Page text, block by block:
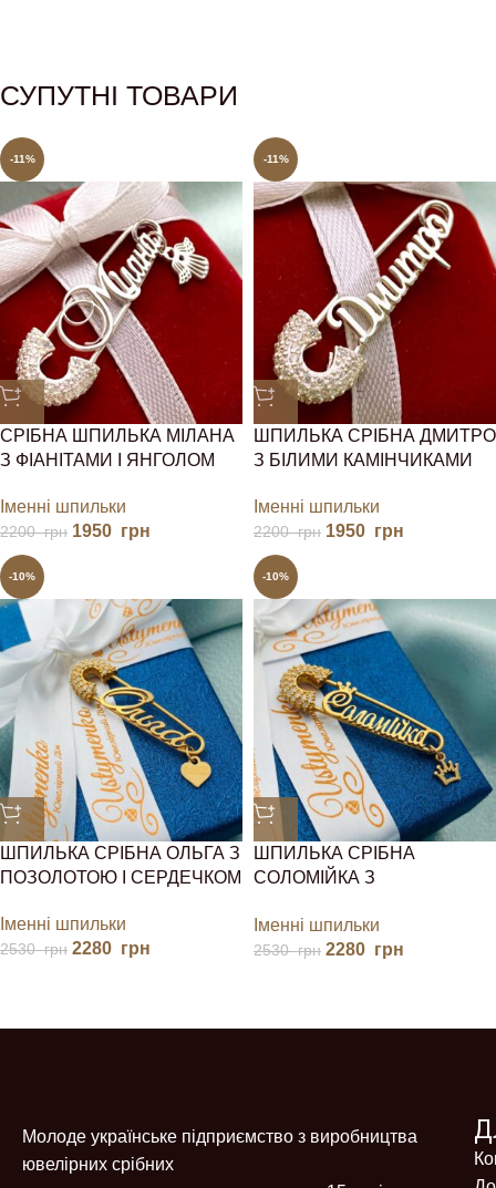
СУПУТНІ ТОВАРИ
-11%
СРІБНА ШПИЛЬКА МІЛАНА
З ФІАНІТАМИ І ЯНГОЛОМ
Іменні шпильки
2200грн 1950 грн
-11%
ШПИЛЬКА СРІБНА ДМИТРО
З БІЛИМИ КАМІНЧИКАМИ
Іменні шпильки
2200грн 1950 грн
-10%
ШПИЛЬКА СРІБНА ОЛЬГА З
ПОЗОЛОТОЮ І СЕРДЕЧКОМ
Іменні шпильки
2530грн 2280 грн
-10%
ШПИЛЬКА СРІБНА
СОЛОМІЙКА З
Іменні шпильки
2530грн 2280 грн
Молоде українське підприємство з виробництва
ювелірних срібних